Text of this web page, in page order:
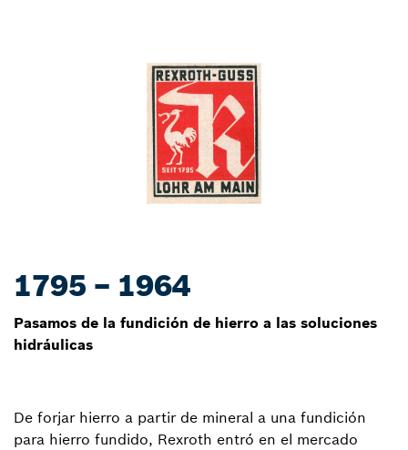
1795 – 1964
Pasamos de la fundición de hierro a las soluciones
hidráulicas
De forjar hierro a partir de mineral a una fundición
para hierro fundido, Rexroth entró en el mercado